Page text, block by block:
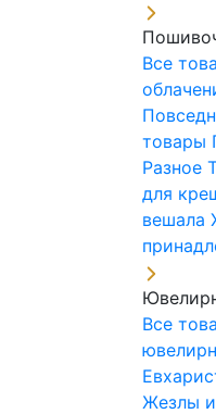
Все
товары
Разное
для
вешала
Все
Жезлы